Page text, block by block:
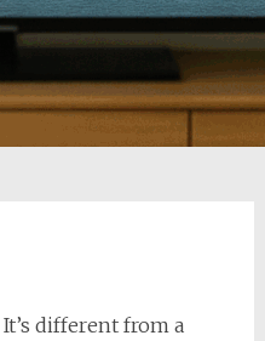
different from a